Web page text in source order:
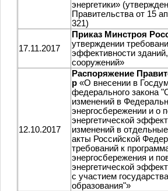
энергетики»
Правительства от 15
321)
17.11.2017
Приказ Минстроя
утверждении
эффективности
сооружений»
12.10.2017
Распоряжение
р «О внесении в
федерального закона
изменений в
энергосбережении и о
энергетической
изменений в
акты Российской
требований к
энергосбережения и
энергетической
с участием
образования"»